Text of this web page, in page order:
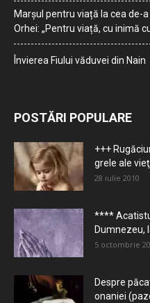
Marșul pentru viață la cea de-a
Orhei: „Pentru viață, cu inimă
Învierea Fiului văduvei din Nain
POSTĂRI POPULARE
+++
grele ale
28 iulie 2010
****
Dumnezeu,
5 octombrie
Despre
onaniei